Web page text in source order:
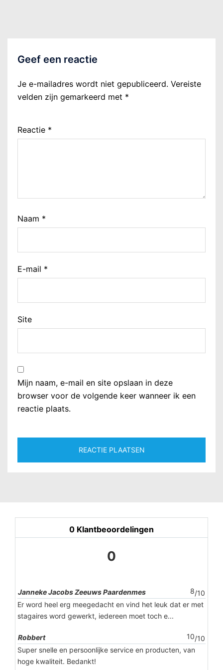
Geef een reactie
Je e-mailadres wordt niet gepubliceerd. Vereiste
velden zijn gemarkeerd met *
Reactie *
Naam *
E-mail *
Site
Mijn naam, e-mail en site opslaan in deze
browser voor de volgende keer wanneer ik een
reactie plaats.
0 Klantbeoordelingen
0
Janneke Jacobs Zeeuws Paardenmes 8/10
Er word heel erg meegedacht en vind het leuk dat er met
stagaires word gewerkt, iedereen moet toch e...
Robbert 10/10
Super snelle en persoonlijke service en producten, van
hoge kwaliteit. Bedankt!